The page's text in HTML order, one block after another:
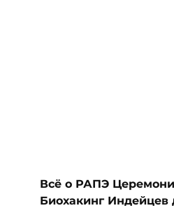
Всё о РАПЭ
Биохакинг Индейцев